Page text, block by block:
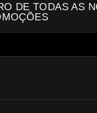
DE TODAS AS